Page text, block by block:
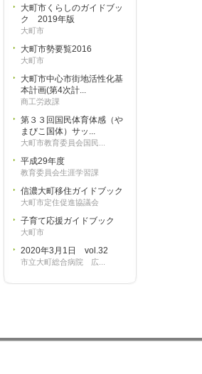
大町市くらしのガイドブッ
ク 2019年版
大町市
大町市勢要覧2016
大町市
大町市中心市街地活性化基
本計画(第4次計...
商工労政課
第３３回国民体育体感（や
まびこ国体）サッ...
大町市教育委員会国民...
平成29年度
教育委員会生涯学習課
信濃大町移住ガイドブック
大町市定住促進協議会
子育て応援ガイドブック
大町市
2020年3月1日 vol.32
市立大町総合病院 広...